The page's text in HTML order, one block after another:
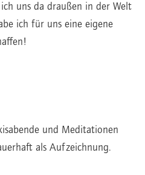
uns da draußen in der Welt
ich für uns eine eigene
und Meditationen
als Aufzeichnung.